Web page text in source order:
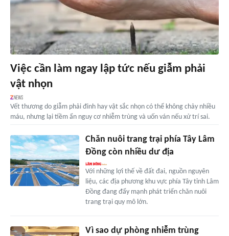
Việc cần làm ngay lập tức nếu giẫm phải
vật nhọn
Vết thương do giẫm phải đinh hay vật sắc nhọn có thể không chảy nhiều
máu, nhưng lại tiềm ẩn nguy cơ nhiễm trùng và uốn ván nếu xử trí sai.
Chăn nuôi trang trại phía Tây Lâm
Đồng còn nhiều dư địa
Với những lợi thế về đất đai, nguồn nguyên
liệu, các địa phương khu vực phía Tây tỉnh Lâm
Đồng đang đẩy mạnh phát triển chăn nuôi
trang trại quy mô lớn.
Vì sao dự phòng nhiễm trùng